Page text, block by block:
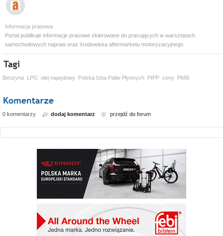
Informacja prasowa
Portal publikuje informacje prasowe skierowane do pracujących w warsztatach
samochodowych napraw oraz środowiska aftermarketu motoryzacyjnego.
Benzyna LPG olej napędowy Polska Izba Paliw Płynnych PIPP ceny Pb95
0 komentarzy dodaj komentarz przejdź do forum